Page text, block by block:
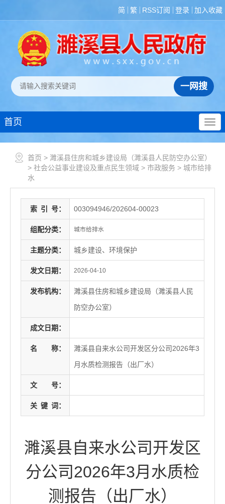
简 繁 RSS订阅 登录 加入收藏
首页
首页 > 濉溪县住房和城乡建设局（濉溪县人民防空办公室）
> 社会公益事业建设及重点民生领域 > 市政服务 > 城市给排
水
索 引 号： 003094946/202604-00023
组配分类： 城市给排水
主题分类： 城乡建设、环境保护
发文日期： 2026-04-10
发布机构：
濉溪县住房和城乡建设局（濉溪县人民
防空办公室）
成文日期：
名 称：
濉溪县自来水公司开发区分公司2026年3
月水质检测报告（出厂水）
文 号：
关 键 词：
濉溪县自来水公司开发区
分公司2026年3月水质检
测报告（出厂水）